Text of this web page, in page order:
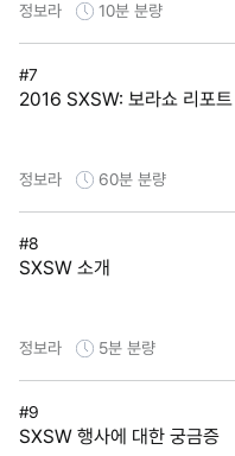
정보라 10분 분량
#7
2016 SXSW: 보라쇼 리포트
정보라 60분 분량
#8
SXSW 소개
정보라 5분 분량
#9
SXSW 행사에 대한 궁금증